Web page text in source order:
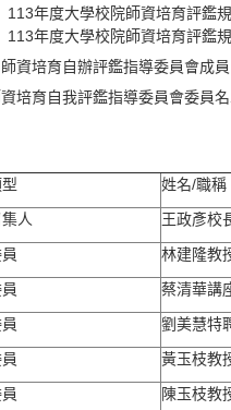
113年度大學校院師資培育評鑑
113年度大學校院師資培育評鑑
資培育自辦評鑑指導委員會成員
培育自我評鑑指導委員會委員
姓名/職稱
人
王政彥校
林建隆教
蔡清華講
劉美慧特
黃玉枝教
陳玉枝教